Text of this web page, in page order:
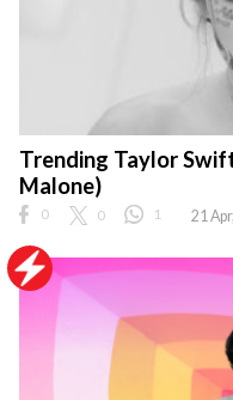
Trending Taylor
Malone)
0 0 1 21